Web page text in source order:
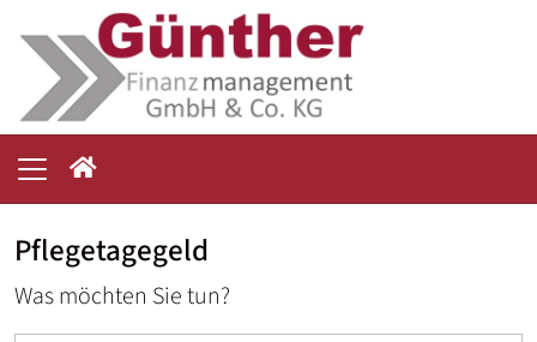
Pflegetagegeld
Was möchten Sie tun?